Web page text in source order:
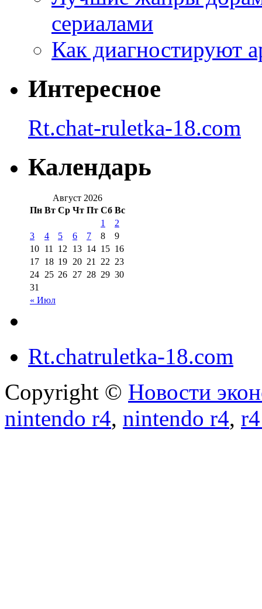
сериалами
Как диагностируют
Интересное
Rt.chat-ruletka-18.com
Календарь
Август 2026
Пн Вт Ср Чт Пт Сб Вс
« Июл
1
2
3
4 5 6 7 8
9
10 11 12 13 14 15 16
17 18 19 20 21 22 23
24 25 26 27 28 29 30
31
Rt.chatruletka-18.com
Copyright © Новости
nintendo r4, nintendo r4,